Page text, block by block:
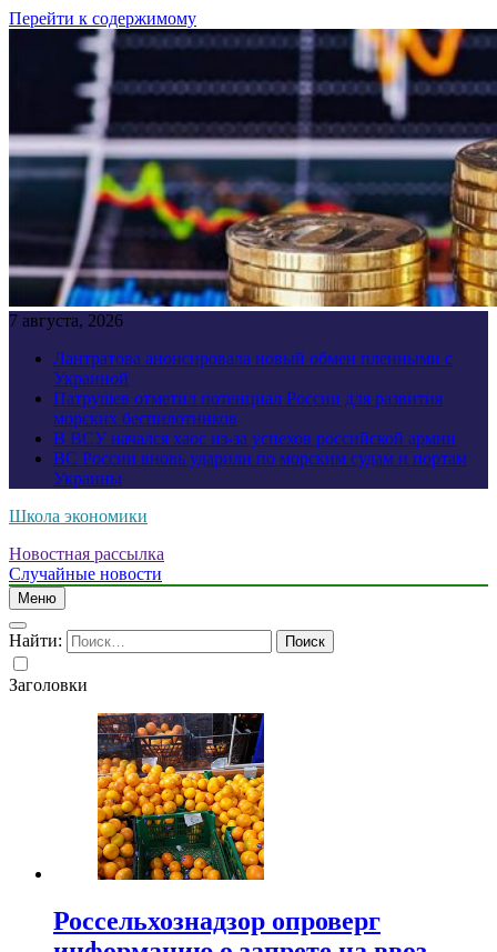
Перейти к содержимому
7 августа, 2026
Лантратова анонсировала новый обмен пленными с
Украиной
Патрушев отметил потенциал России для развития
морских беспилотников
В ВСУ начался хаос из-за успехов российской армии
ВС России вновь ударили по морским судам и портам
Украины
Школа экономики
Новостная рассылка
Случайные новости
Меню
Найти:
Заголовки
Россельхознадзор опроверг